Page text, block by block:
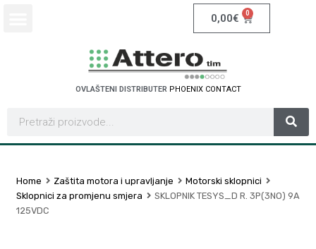
0,00€ 0
OVLAŠTENI DISTRIBUTER PHOENIX CONTACT
Home Zaštita motora i upravljanje
Motorski sklopnici
Sklopnici za promjenu smjera
SKLOPNIK TESYS_D R. 3P(3NO) 9A
125VDC